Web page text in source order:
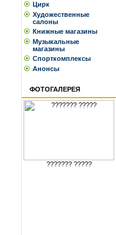
Цирк
Художественные
салоны
Книжные магазины
Музыкальные
магазины
Спорткомплексы
Анонсы
ФОТОГАЛЕРЕЯ
??????? ?????